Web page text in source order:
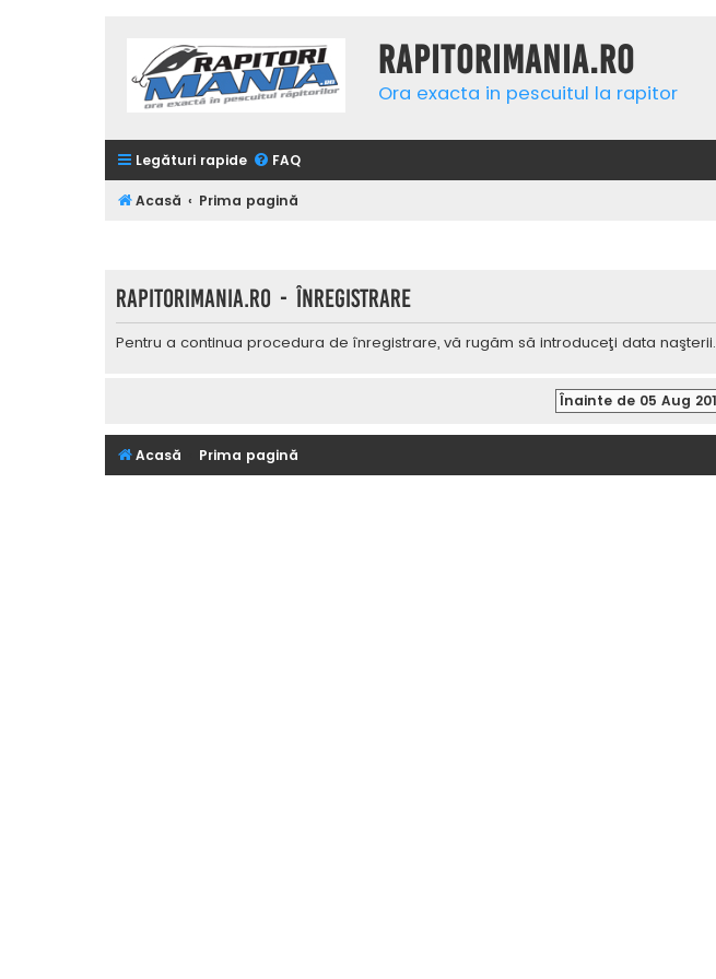
Rapitorimania.ro
Ora exacta in pescuitul la rapitor
Legături rapide FAQ
Acasă Prima pagină
Rapitorimania.ro - Înregistrare
Pentru a continua procedura de înregistrare, vă rugăm să introduceţi data naşterii.
Acasă Prima pagină